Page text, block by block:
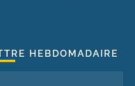
HEBDOMADAIRE